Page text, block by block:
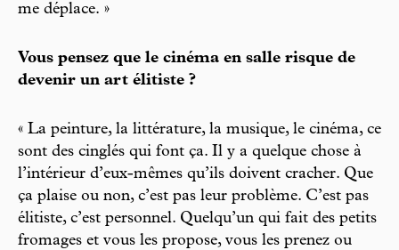
me déplace. »
Vous pensez que le cinéma en salle risque de
devenir un art élitiste ?
« La peinture, la littérature, la musique, le cinéma, ce
sont des cinglés qui font ça. Il y a quelque chose à
l’intérieur d’eux-mêmes qu’ils doivent cracher. Que
ça plaise ou non, c’est pas leur problème. C’est pas
élitiste, c’est personnel. Quelqu’un qui fait des petits
fromages et vous les propose, vous les prenez ou